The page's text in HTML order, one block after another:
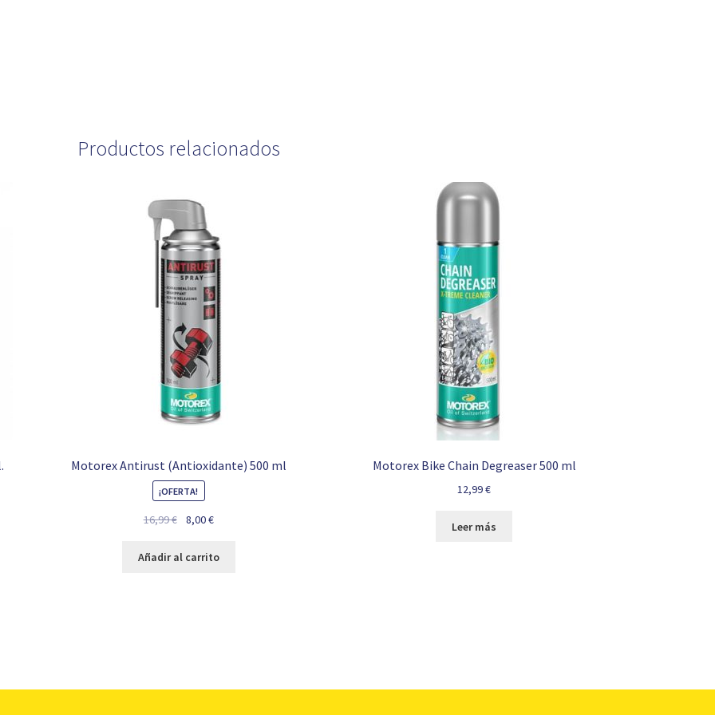
Productos relacionados
Motorex Antirust (Antioxidante) 500 ml
¡OFERTA!
16,99€
El
original
8,00€El
actual
Añadir al carrito
Motorex Bike Chain Degreaser 500 ml
12,99€
Leer más